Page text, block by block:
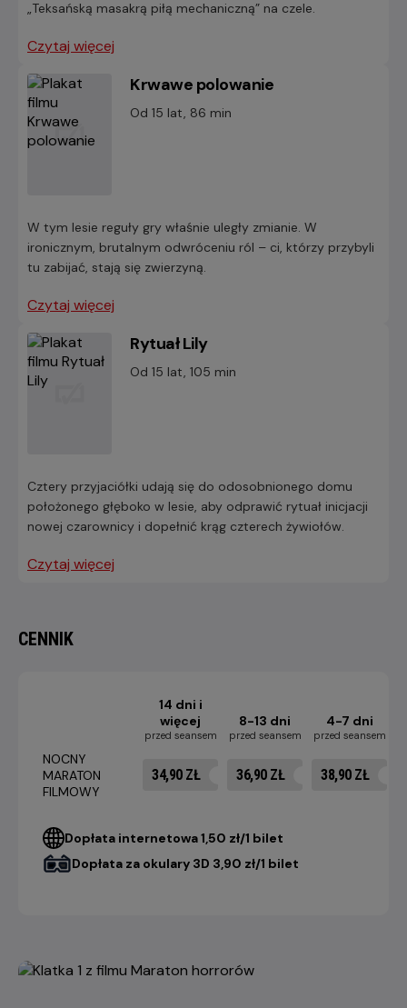
„Teksańską masakrą piłą mechaniczną” na czele.
Czytaj więcej
Krwawe polowanie
Od 15 lat, 86 min
W tym lesie reguły gry właśnie uległy zmianie. W
ironicznym, brutalnym odwróceniu ról – ci, którzy przybyli
tu zabijać, stają się zwierzyną.
Czytaj więcej
Rytuał Lily
Od 15 lat, 105 min
Cztery przyjaciółki udają się do odosobnionego domu
położonego głęboko w lesie, aby odprawić rytuał inicjacji
nowej czarownicy i dopełnić krąg czterech żywiołów.
Czytaj więcej
CENNIK
14 dni i
więcej
przed seansem
8-13 dni
przed seansem
4-7 dni
przed seansem
NOCNY
MARATON
FILMOWY
34,90 ZŁ 36,90 ZŁ 38,90 ZŁ
Dopłata internetowa 1,50 zł/1 bilet
Dopłata za okulary 3D 3,90 zł/1 bilet